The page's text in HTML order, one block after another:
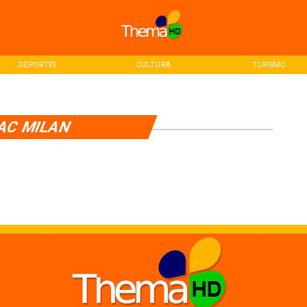
DEPORTES CULTURA TURISMO
MILAN